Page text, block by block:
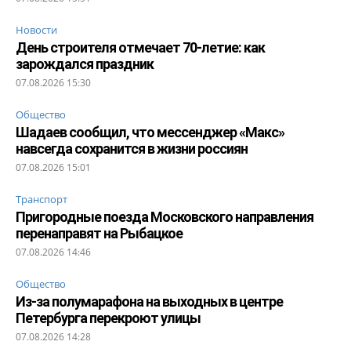
Новости
День строителя отмечает 70-летие: как
зарождался праздник
07.08.2026 15:30
Общество
Шадаев сообщил, что мессенджер «Макс»
навсегда сохранится в жизни россиян
07.08.2026 15:01
Транспорт
Пригородные поезда Московского направления
перенаправят на Рыбацкое
07.08.2026 14:46
Общество
Из-за полумарафона на выходных в центре
Петербурга перекроют улицы
07.08.2026 14:28